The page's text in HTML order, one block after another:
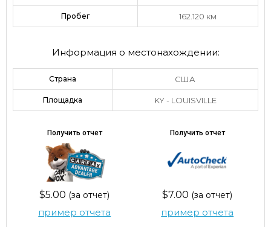
Пробег 162.120 км
Информация о местонахождении:
Страна США
Площадка KY - LOUISVILLE
Получить отчет
$5.00 (за отчет)
пример отчета
Получить отчет
$7.00 (за отчет)
пример отчета